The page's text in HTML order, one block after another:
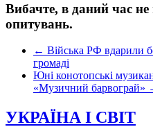
Вибачте, в даний час не
опитувань.
← Війська РФ вдарили
громаді
Юні конотопські
«Музичний барвограй»
УКРАЇНА І СВІТ